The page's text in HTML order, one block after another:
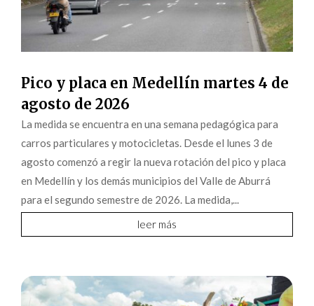
Pico y placa en Medellín martes 4 de
agosto de 2026
La medida se encuentra en una semana pedagógica para
carros particulares y motocicletas. Desde el lunes 3 de
agosto comenzó a regir la nueva rotación del pico y placa
en Medellín y los demás municipios del Valle de Aburrá
para el segundo semestre de 2026. La medida,...
leer más